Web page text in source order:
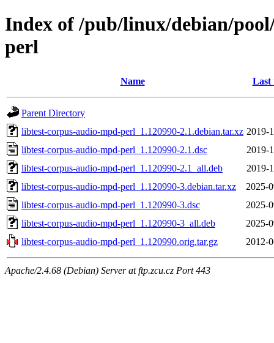
Index of /pub/linux/debian/
perl
Name Last
Parent Directory
libtest-corpus-audio-mpd-perl_1.120990-2.1.debian.tar.xz 2019-
libtest-corpus-audio-mpd-perl_1.120990-2.1.dsc
2019-
libtest-corpus-audio-mpd-perl_1.120990-2.1_all.deb
2019-
libtest-corpus-audio-mpd-perl_1.120990-3.debian.tar.xz
2025-
libtest-corpus-audio-mpd-perl_1.120990-3.dsc
2025-
libtest-corpus-audio-mpd-perl_1.120990-3_all.deb
2025-
libtest-corpus-audio-mpd-perl_1.120990.orig.tar.gz
2012-
Apache/2.4.68 (Debian) Server at ftp.zcu.cz Port 443